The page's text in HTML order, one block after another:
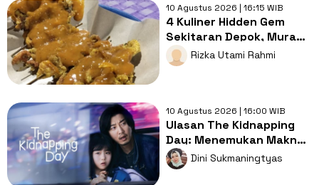
10 Agustus 2026 | 16:15 WIB
4 Kuliner Hidden Gem
Sekitaran Depok, Murah,
Enak, dan Bikin Ketagihan
Rizka Utami Rahmi
10 Agustus 2026 | 16:00 WIB
Ulasan The Kidnapping
Day: Menemukan Makna
Keluarga dari Kisah
Penculikan
Dini Sukmaningtyas